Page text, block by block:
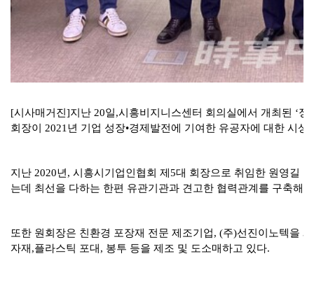
[시사매거진]지난 20일,시흥비지니스센터 회의실에서 개최된 ‘
회장이 2021년 기업 성장•경제발전에 기여한 유공자에 대한 시
지난 2020년, 시흥시기업인협회 제5대 회장으로 취임한 원영길
는데 최선을 다하는 한편 유관기관과 견고한 협력관계를 구축해
또한 원회장은 친환경 포장재 전문 제조기업, (주)선진이노텍을
자재,플라스틱 포대, 봉투 등을 제조 및 도소매하고 있다.